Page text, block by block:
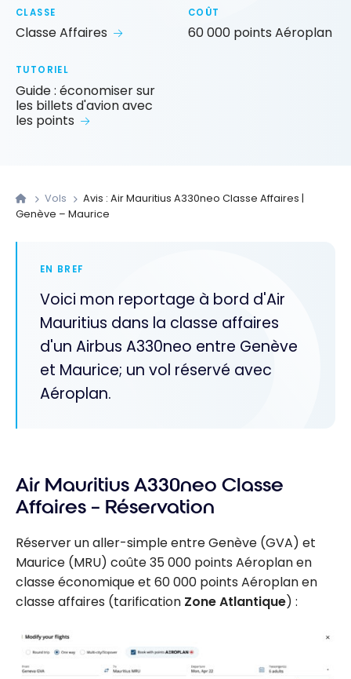
CLASSE
Classe Affaires
COÛT
60 000 points Aéroplan
TUTORIEL
Guide : économiser sur
les billets d'avion avec
les points
Vols
Avis : Air Mauritius A330neo Classe Affaires |
Genève – Maurice
EN BREF
Voici mon reportage à bord d'Air
Mauritius dans la classe affaires
d'un Airbus A330neo entre Genève
et Maurice; un vol réservé avec
Aéroplan.
Air Mauritius A330neo Classe
Affaires – Réservation
Réserver un aller-simple entre Genève (GVA) et
Maurice (MRU) coûte 35 000 points Aéroplan en
classe économique et 60 000 points Aéroplan en
classe affaires (tarification Zone Atlantique) :